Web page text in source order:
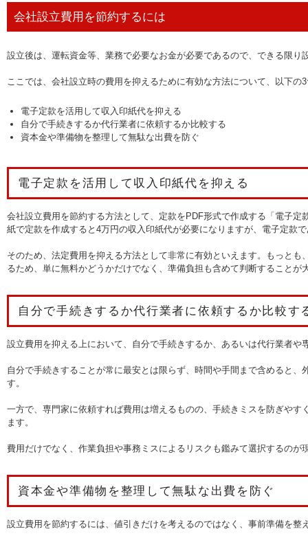
会社設立費用を節約するには
設立後は、運転資金等、業務で必要なお金が必要であるので、できる限り
ここでは、会社設立時の費用を抑えるために有効な方法について、以下の
電子定款を活用して収入印紙代を抑える
自分で手続きするか代行業者に依頼するか比較する
資本金や準備物を整理して無駄な出費を防ぐ
電子定款を活用して収入印紙代を抑える
会社設立費用を節約する方法として、定款をPDF形式で作成する「電子定
紙で定款を作成すると4万円の収入印紙代が必要になりますが、電子定款
そのため、法定費用を抑える方法として非常に有効といえます。もっと
るため、単に無料かどうかだけでなく、準備負担も含めて判断することが
自分で手続きするか代行業者に依頼するか比較す
設立費用を抑える上において、自分で手続きするか、あるいは代行業者や
自分で手続きすることが常に最安とは限らず、時間や手間まで含めると、
す。
一方で、専門家に依頼すれば費用は増えるものの、手続きミスを防ぎやす
ます。
費用だけでなく、作業負担や事務ミスによるリスクも鑑みて選択するのが
資本金や準備物を整理して無駄な出費を防ぐ
設立費用を節約するには、値引きだけを考えるのではなく、事前準備を整